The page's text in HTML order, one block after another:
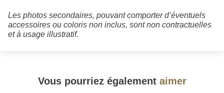
Les photos secondaires, pouvant comporter d’éventuels
accessoires ou coloris non inclus, sont non contractuelles
et à usage illustratif.
Vous pourriez également aimer